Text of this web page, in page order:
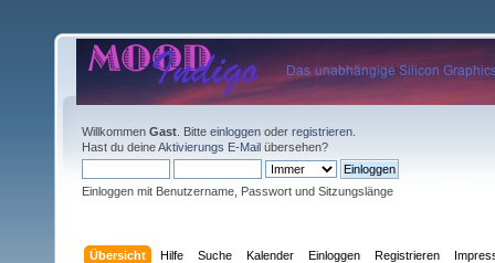
Willkommen Gast . Bitte einloggen oder registrieren
Hast du deineAktivierungs E-Mail übersehen?
Einloggen mit Benutzername, Passwort und Sitzungslänge
Übersicht Hilfe Suche Kalender Einloggen Registrieren